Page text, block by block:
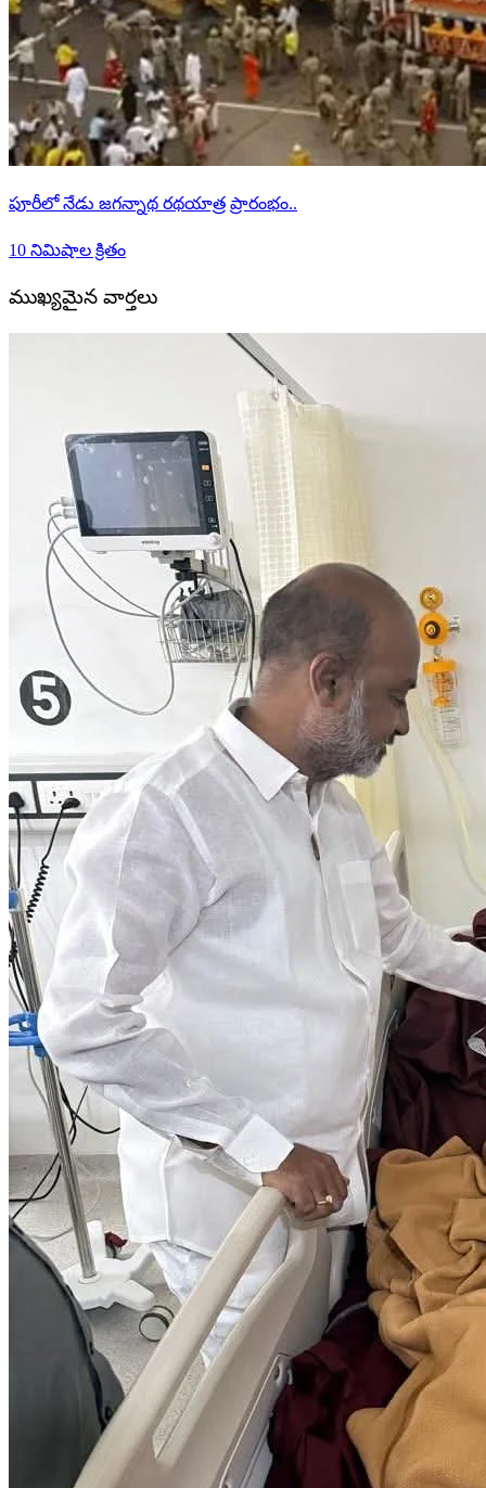
పూరీలో నేడు జగన్నాథ రథయాత్ర ప్రారంభం..
10 నిమిషాల క్రితం
ముఖ్యమైన వార్తలు